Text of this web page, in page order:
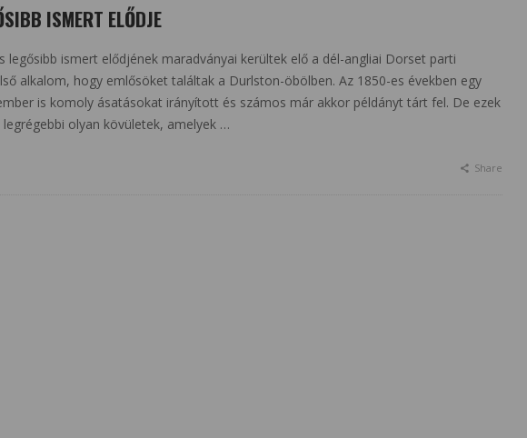
ISMERT ELŐDJE
legősibb ismert elődjének maradványai kerültek elő a dél-angliai Dorset parti
alkalom, hogy emlősöket találtak a Durlston-öbölben. Az 1850-es években egy
is komoly ásatásokat irányított és számos már akkor példányt tárt fel. De ezek
olyan kövületek, amelyek …
Share